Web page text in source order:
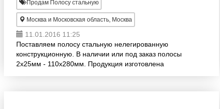
Продам Полосу стальную
Москва и Московская область, Москва
11.01.2016 11:25
Поставляем полосу стальную нелегированную
конструкционную. В наличии или под заказ полосы
2х25мм - 110х280мм. Продукция изготовлена